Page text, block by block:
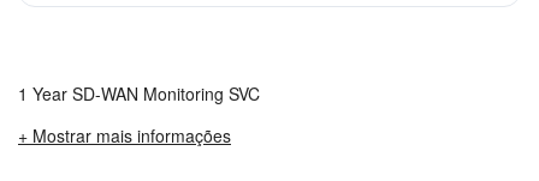
1 Year SD-WAN Monitoring SVC
+ Mostrar mais informações